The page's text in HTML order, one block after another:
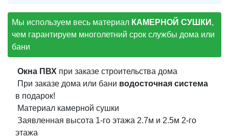
Мы используем весь материал КАМЕРНОЙ СУШКИ ,
чем гарантируем многолетний срок службы дома или
бани
Окна ПВХ при заказе строительства дома
При заказе дома или бани водосточная система
в подарок!
Материал камерной сушки
Заявленная высота 1-го этажа 2.7м и 2.5м 2-го
этажа